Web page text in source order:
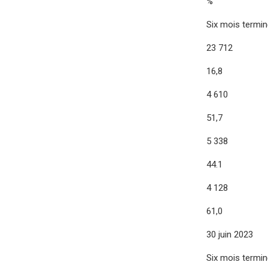
Six mois
23 712
16,8
4 610
51,7
5 338
44.1
4 128
61,0
30 juin 2023
Six mois